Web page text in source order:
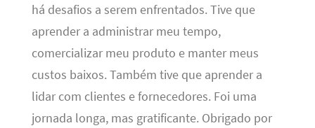
há desafios a serem enfrentados. Tive que
aprender a administrar meu tempo,
comercializar meu produto e manter meus
custos baixos. Também tive que aprender a
lidar com clientes e fornecedores. Foi uma
jornada longa, mas gratificante. Obrigado por